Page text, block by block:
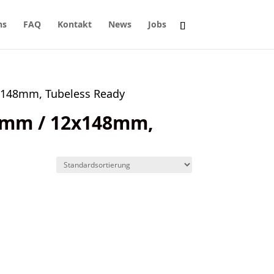
FAQ Kontakt News Jobs
Tubeless Ready
/ 12x148mm,